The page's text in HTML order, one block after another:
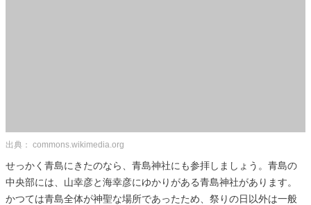
出典： commons.wikimedia.org
せっかく青島にきたのなら、青島神社にも参拝しましょう。青島の
中央部には、山幸彦と海幸彦にゆかりがある青島神社があります。
かつては青島全体が神聖な場所であったため、祭りの日以外は一般